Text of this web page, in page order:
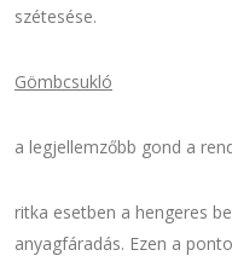
szétesése.
Gömbcsukló
a legjellemzőbb gond a
ritka esetben a hengeres
anyagfáradás. Ezen a